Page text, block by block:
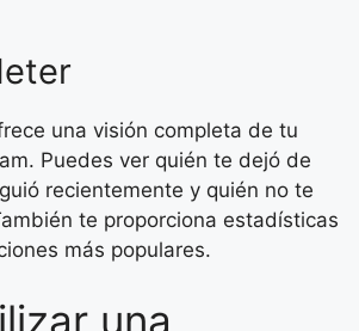
una visión completa de tu
Puedes ver quién te dejó de
recientemente y quién no te
te proporciona estadísticas
más populares.
una